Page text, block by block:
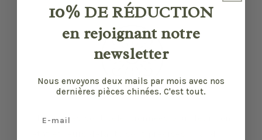
Nos pièces sont sélectionnées pour leur bon
10% DE RÉDUCTION
en rejoignant notre
newsletter
Nous envoyons deux mails par mois avec nos
dernières pièces chinées. C'est tout.